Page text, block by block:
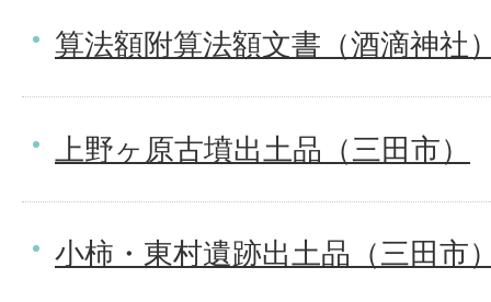
算法額附算法額文書（酒滴神社
上野ヶ原古墳出土品（三田市）
小柿・東村遺跡出土品（三田市